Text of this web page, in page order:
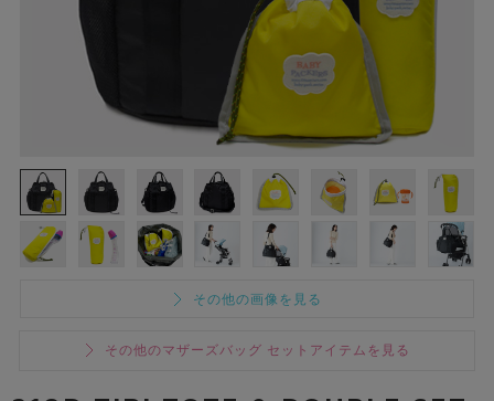
その他の画像を見る
その他のマザーズバッグ セットアイテムを見る